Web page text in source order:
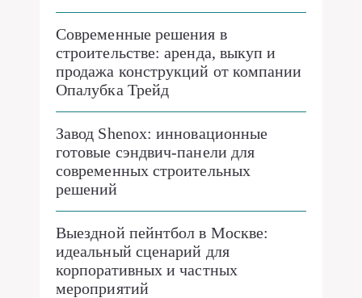
Современные решения в
строительстве: аренда, выкуп и
продажа конструкций от компании
Опалубка Трейд
Завод Shenox: инновационные
готовые сэндвич-панели для
современных строительных
решений
Выездной пейнтбол в Москве:
идеальный сценарий для
корпоративных и частных
мероприятий